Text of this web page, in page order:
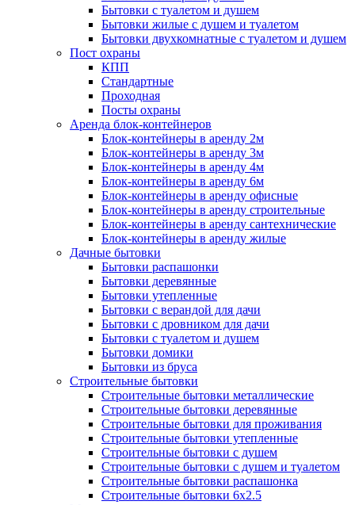
Бытовки с туалетом и душем
Бытовки жилые с душем и туалетом
Бытовки двухкомнатные с туалетом и душем
Пост охраны
КПП
Стандартные
Проходная
Посты охраны
Аренда блок-контейнеров
Блок-контейнеры в аренду 2м
Блок-контейнеры в аренду 3м
Блок-контейнеры в аренду 4м
Блок-контейнеры в аренду 6м
Блок-контейнеры в аренду офисные
Блок-контейнеры в аренду строительные
Блок-контейнеры в аренду сантехнические
Блок-контейнеры в аренду жилые
Дачные бытовки
Бытовки распашонки
Бытовки деревянные
Бытовки утепленные
Бытовки с верандой для дачи
Бытовки с дровником для дачи
Бытовки с туалетом и душем
Бытовки домики
Бытовки из бруса
Строительные бытовки
Строительные бытовки металлические
Строительные бытовки деревянные
Строительные бытовки для проживания
Строительные бытовки утепленные
Строительные бытовки с душем
Строительные бытовки с душем и туалетом
Строительные бытовки распашонка
Строительные бытовки 6x2.5